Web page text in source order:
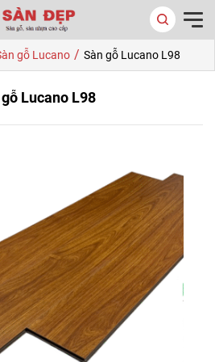
gỗ Lucano / Sàn gỗ Lucano L98
Lucano L98